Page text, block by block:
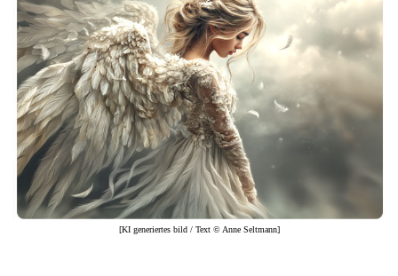
[KI generiertes bild / Text © Anne Seltmann]